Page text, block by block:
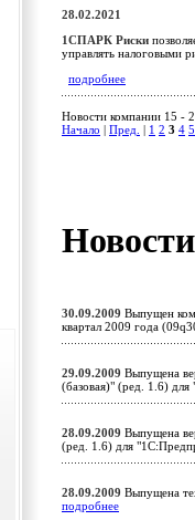
28.02.2021
1СПАРК Риски
управлять налоговыми
подробнее
Новости компании 15 -
Начало
Пред. 1 2 3 4 5
30.09.2009 Выпущен
квартал 2009 года
29.09.2009 Выпущена
(базовая)" (ред. 1.6)
28.09.2009 Выпущена
(ред. 1.6) для
28.09.2009 Выпущена
подробнее